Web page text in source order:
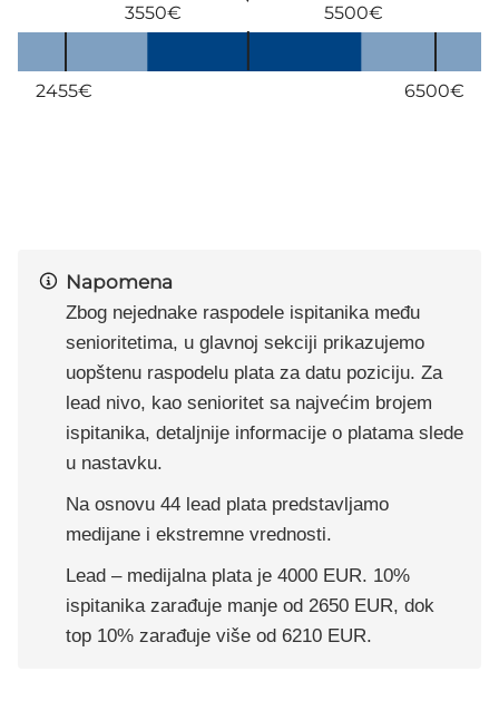
2455€ 6500€
3550€
5500€
Napomena
Zbog nejednake raspodele ispitanika među
senioritetima, u glavnoj sekciji prikazujemo
uopštenu raspodelu plata za datu poziciju. Za
lead nivo, kao senioritet sa najvećim brojem
ispitanika, detaljnije informacije o platama slede
u nastavku.
Na osnovu 44 lead plata predstavljamo
medijane i ekstremne vrednosti.
Lead – medijalna plata je 4000 EUR. 10%
ispitanika zarađuje manje od 2650 EUR, dok
top 10% zarađuje više od 6210 EUR.